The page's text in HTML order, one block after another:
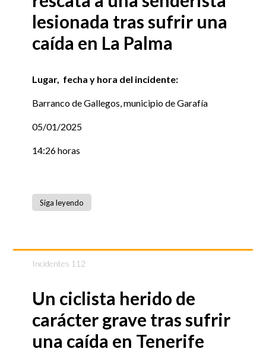
lesionada tras sufrir una
caída en La Palma
Lugar, fecha y hora del incidente:
Barranco de Gallegos, municipio de Garafía
05/01/2025
14:26 horas
Siga leyendo
Incidentes 112
Un ciclista herido de
carácter grave tras sufrir
una caída en Tenerife